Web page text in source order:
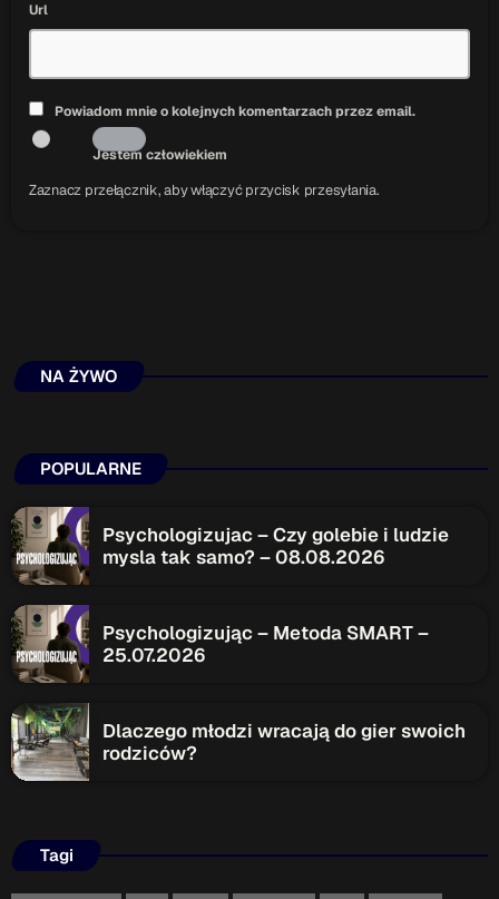
Url
Powiadom mnie o kolejnych komentarzach przez email.
Jestem człowiekiem
Zaznacz przełącznik, aby włączyć przycisk przesyłania.
NA ŻYWO
POPULARNE
Psychologizujac – Czy golebie i ludzie
mysla tak samo? – 08.08.2026
Psychologizując – Metoda SMART –
25.07.2026
Dlaczego młodzi wracają do gier swoich
rodziców?
Tagi